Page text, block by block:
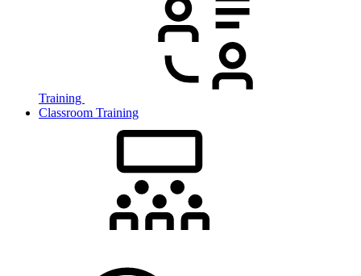
Training
Classroom Training